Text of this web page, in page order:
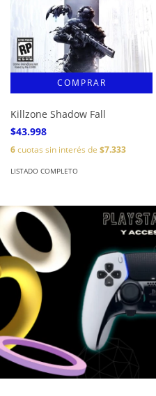
Killzone Shadow Fall
$43.998
6cuotas sin interés de $7.333
LISTADO COMPLETO